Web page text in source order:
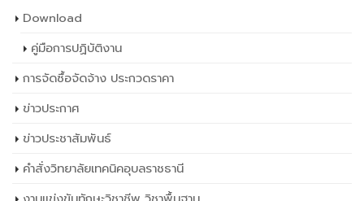
Download
คู่มือการปฏิบัติงาน
การจัดซื้อจัดจ้าง ประกวดราคา
ข่าวประกาศ
ข่าวประชาสัมพันธ์
คำสั่งวิทยาลัยเทคนิคอุบลราชธานี